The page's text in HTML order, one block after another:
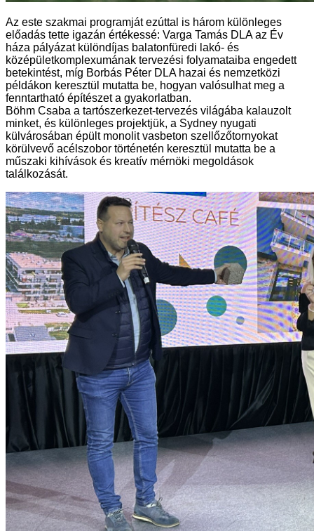
Az este szakmai programját ezúttal is három különleges
előadás tette igazán értékessé: Varga Tamás DLA az Év
háza pályázat különdíjas balatonfüredi lakó- és
középületkomplexumának tervezési folyamataiba engedett
betekintést, míg Borbás Péter DLA hazai és nemzetközi
példákon keresztül mutatta be, hogyan valósulhat meg a
fenntartható építészet a gyakorlatban.
Böhm Csaba a tartószerkezet-tervezés világába kalauzolt
minket, és különleges projektjük, a Sydney nyugati
külvárosában épült monolit vasbeton szellőzőtornyokat
körülvevő acélszobor történetén keresztül mutatta be a
műszaki kihívások és kreatív mérnöki megoldások
találkozását.